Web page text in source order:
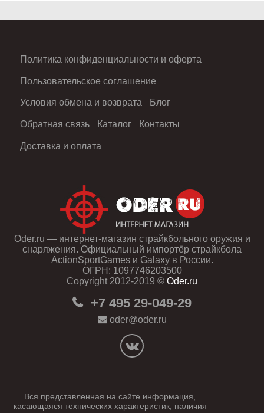
Oder.ru — интернет-магазин страйкбольного оружия и
снаряжения. Официальный импортёр страйкбола
ActionSportGames и Galaxy в России.
ОГРН: 1097746203500
Copyright 2012-2019 © Oder.ru
+7 495 29-049-29
oder@oder.ru
Политика конфиденциальности и оферта
Пользовательское соглашение
Условия обмена и возврата Блог
Обратная связь Каталог Контакты
Доставка и оплата
Вся представленная на сайте информация,
касающаяся технических характеристик, наличия